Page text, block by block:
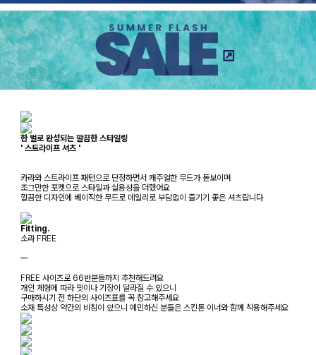
한 벌로 완성되는 깔끔한 스타일링
' 스트라이프 셔츠 '
카라와 스트라이프 패턴으로 단정하면서 캐주얼한 무드가 돋보이며
조그만한 포켓으로 스타일과 실용성을 더했어요
깔끔한 디자인에 베이직한 무드로 데일리로 부담없이 즐기기 좋은 셔츠랍니다
Fitting.
소라 FREE
ㅡ
FREE 사이즈로 66반분들까지 추천해드려요
개인 체형에 따라 핏이나 기장이 달라질 수 있으니
구매하시기 전 하단의 사이즈표를 꼭 참고해주세요
소재 특성상 약간의 비침이 있으니 예민하신 분들은 스킨톤 이너와 함께 착용해주세요